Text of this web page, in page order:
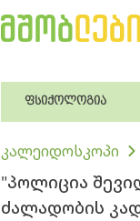
ფსიქოლოგია
კალეიდოსკოპი
"პოლიცია
ძალადობის